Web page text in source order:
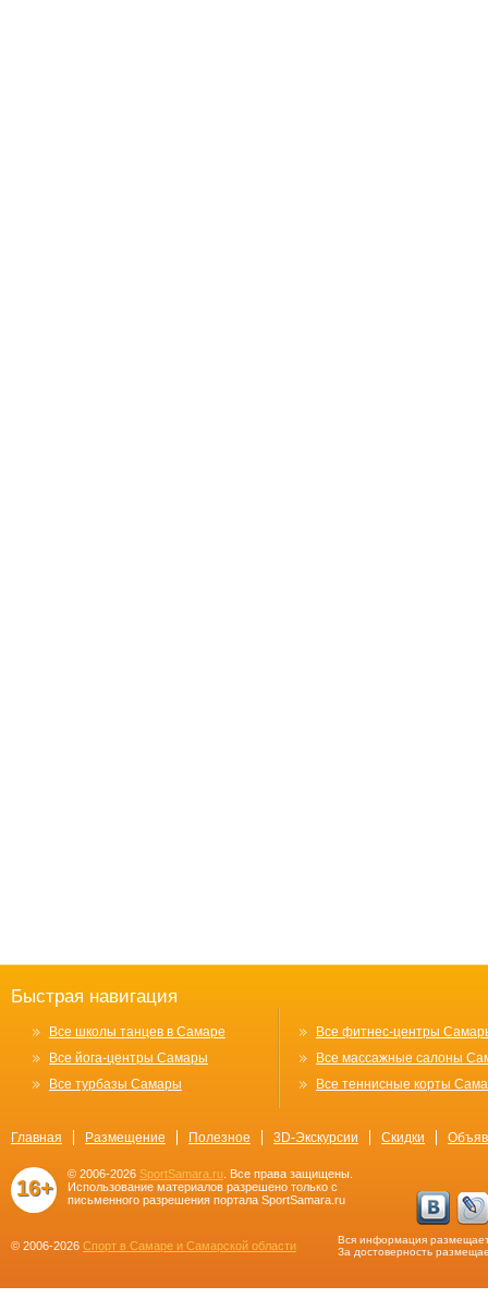
Быстрая навигация
Все школы танцев в Самаре
Все йога-центры Самары
Все турбазы Самары
Все фитнес-центры
Все массажные салоны
Все теннисные корты
Главная Размещение Полезное 3D-Экскурсии Скидки
16+
© 2006-2026 SportSamara.ru . Все права защищены.
Использование материалов разрешено только с
письменного разрешения портала SportSamara.ru
© 2006-2026 Спорт в Самаре и Самарской области
Вся информация
За достоверность